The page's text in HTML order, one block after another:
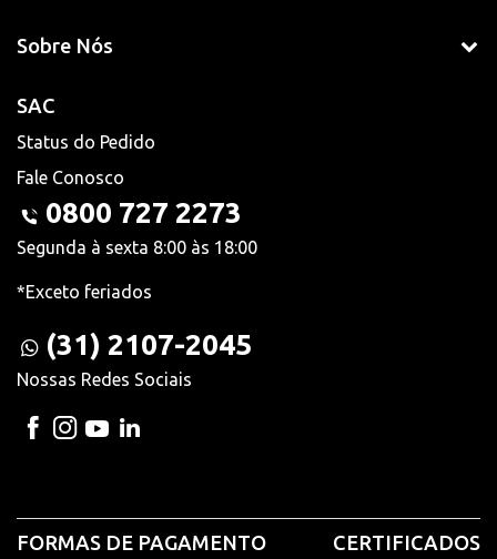
Sobre Nós
SAC
Status do Pedido
Fale Conosco
0800 727 2273
Segunda à sexta 8:00 às 18:00
*Exceto feriados
(31) 2107-2045
Nossas Redes Sociais
FORMAS DE PAGAMENTO CERTIFICADOS